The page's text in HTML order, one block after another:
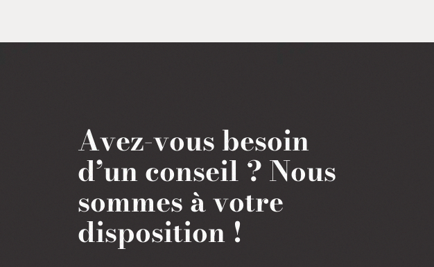
Avez-vous besoin
d’un conseil ?Nous
sommes à votre
disposition !